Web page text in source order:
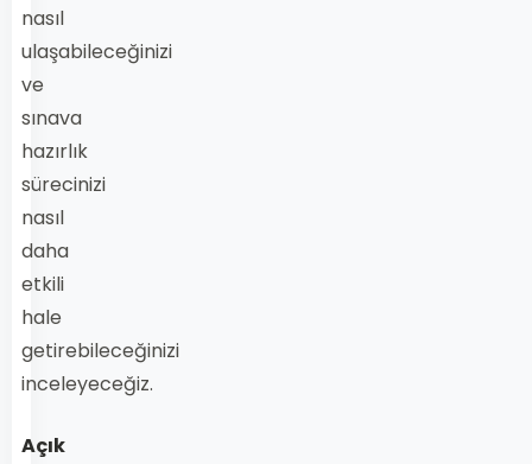
nasıl
ulaşabileceğinizi
ve
sınava
hazırlık
sürecinizi
nasıl
daha
etkili
hale
getirebileceğinizi
inceleyeceğiz.
Açık